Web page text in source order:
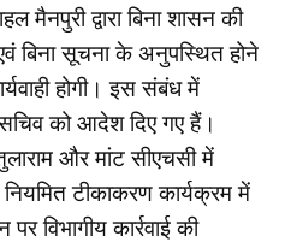
मैनपुरी द्वारा बिना शासन की
बिना सूचना के अनुपस्थित होने
होगी। इस संबंध में
को आदेश दिए गए हैं।
और मांट सीएचसी में
टीकाकरण कार्यक्रम में
विभागीय कार्रवाई की